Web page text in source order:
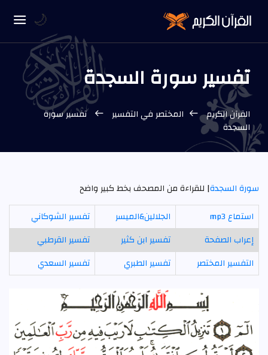
تفسير سورة السجدة
القرآن الكريم المختصر في التفسير
تفسير سورة
السجدة
سورة السجدة| للقراءة من المصحف بخط كبير واضح
استماع mp3
الجلالين&الميسر
تفسير الشوكاني
إعراب الصفحة
تفسير ابن كثير
تفسير القرطبي
التفسير المختصر
تفسير الطبري تفسير السعدي
🌙